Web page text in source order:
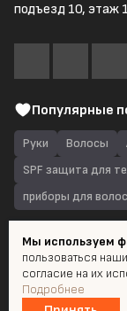
подъезд 10, этаж 1
Популярные
Руки Волосы
SPF защита для
приборы для волос
© 2026 Quantum
Пользовательское
Мы используем
пользоваться
согласие на их
Подробнее